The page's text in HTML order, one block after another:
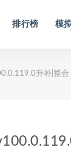
排行榜 模
升补|整合